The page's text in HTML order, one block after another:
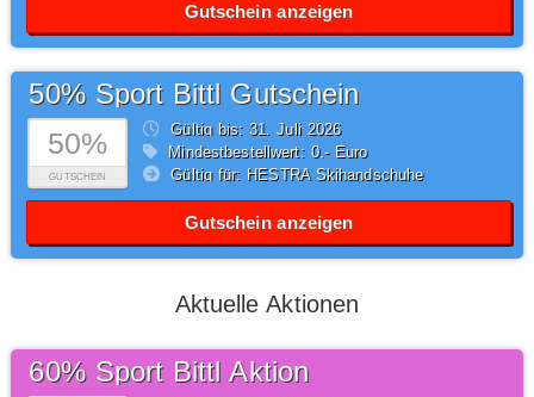
Gutschein anzeigen
50%
GUTSCHEIN
50% Sport Bittl Gutschein
Gültig bis: 31.Juli2026
Mindestbestellwert: 0,- Euro
Gültig für: HESTRA Skihandschuhe
Gutschein anzeigen
Aktuelle Aktionen
60% Sport Bittl Aktion